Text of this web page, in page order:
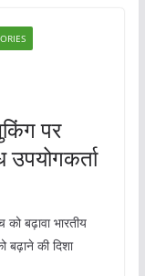
पर
बढ़ावा भारतीय
बढ़ाने की दिशा